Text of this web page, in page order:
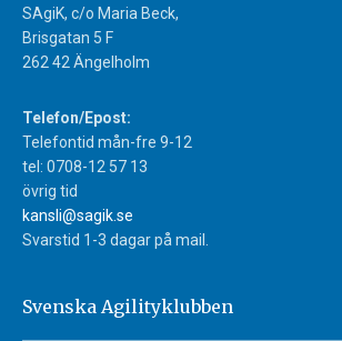
SAgiK, c/o Maria Beck,
Brisgatan 5 F
262 42 Ängelholm
Telefon/Epost:
Telefontid mån-fre 9-12
tel: 0708-12 57 13
övrig tid
kansli@sagik.se
Svarstid 1-3 dagar på mail.
Svenska Agilityklubben